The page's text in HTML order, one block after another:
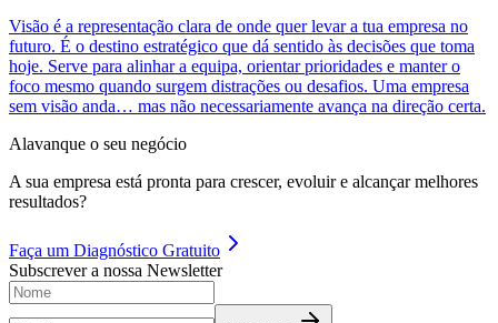
Visão é a representação clara de onde quer levar a tua empresa no
futuro. É o destino estratégico que dá sentido às decisões que toma
hoje. Serve para alinhar a equipa, orientar prioridades e manter o
foco mesmo quando surgem distrações ou desafios. Uma empresa
sem visão anda… mas não necessariamente avança na direção certa.
Alavanque o seu negócio
A sua empresa está pronta para crescer, evoluir e alcançar melhores
resultados?
Faça um Diagnóstico Gratuito
Subscrever a nossa Newsletter